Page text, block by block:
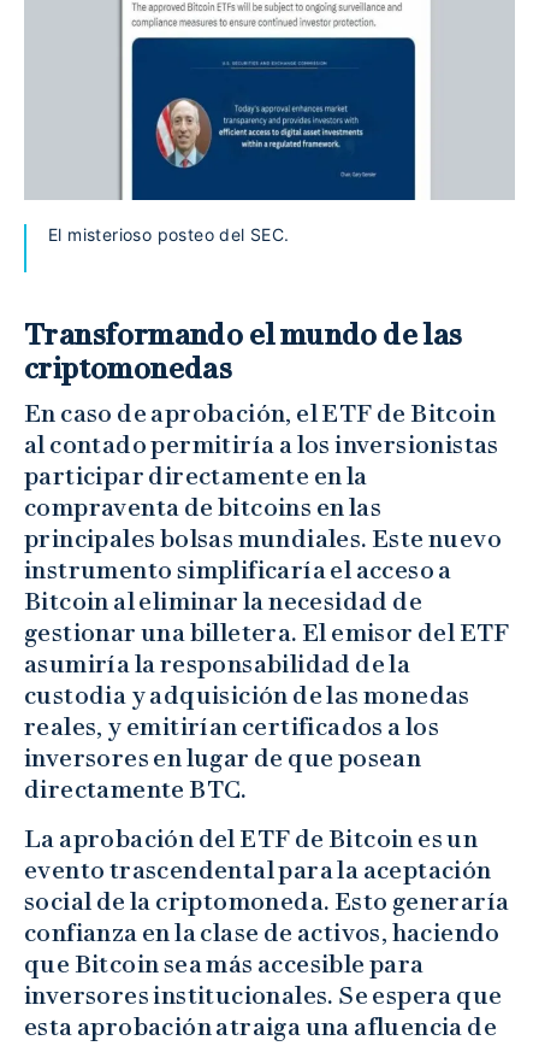
El misterioso posteo del SEC.
Transformando el mundo de las
criptomonedas
En caso de aprobación, el ETF de Bitcoin
al contado permitiría a los inversionistas
participar directamente en la
compraventa de bitcoins en las
principales bolsas mundiales. Este nuevo
instrumento simplificaría el acceso a
Bitcoin al eliminar la necesidad de
gestionar una billetera. El emisor del ETF
asumiría la responsabilidad de la
custodia y adquisición de las monedas
reales, y emitirían certificados a los
inversores en lugar de que posean
directamente BTC.
La aprobación del ETF de Bitcoin es un
evento trascendental para la aceptación
social de la criptomoneda. Esto generaría
confianza en la clase de activos, haciendo
que Bitcoin sea más accesible para
inversores institucionales. Se espera que
esta aprobación atraiga una afluencia de